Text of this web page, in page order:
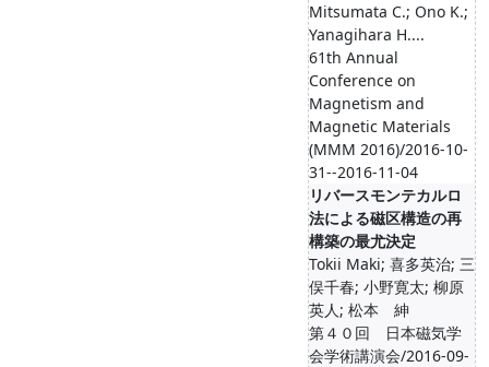
Mitsumata C.; Ono K.;
Yanagihara H....
61th Annual
Conference on
Magnetism and
Magnetic Materials
(MMM 2016)/2016-10-
31--2016-11-04
リバースモンテカルロ
法による磁区構造の再
構築の最尤決定
Tokii Maki; 喜多英治; 三
俣千春; 小野寛太; 柳原
英人; 松本 紳
第４０回 日本磁気学
会学術講演会/2016-09-